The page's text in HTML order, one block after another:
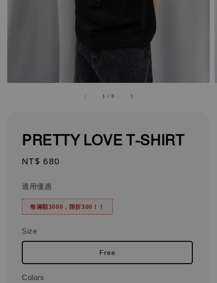
1 /8
PRETTY LOVE T-SHIRT
Regular
NT$ 680
適用優惠
每滿額3000，限折300！！
Size
Free
Colors